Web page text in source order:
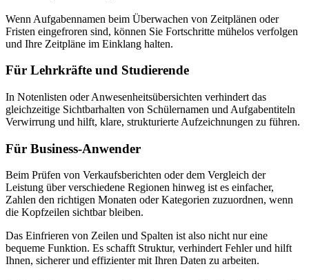
Wenn Aufgabennamen beim Überwachen von Zeitplänen oder
Fristen eingefroren sind, können Sie Fortschritte mühelos verfolgen
und Ihre Zeitpläne im Einklang halten.
Für Lehrkräfte und Studierende
In Notenlisten oder Anwesenheitsübersichten verhindert das
gleichzeitige Sichtbarhalten von Schülernamen und Aufgabentiteln
Verwirrung und hilft, klare, strukturierte Aufzeichnungen zu führen.
Für Business-Anwender
Beim Prüfen von Verkaufsberichten oder dem Vergleich der
Leistung über verschiedene Regionen hinweg ist es einfacher,
Zahlen den richtigen Monaten oder Kategorien zuzuordnen, wenn
die Kopfzeilen sichtbar bleiben.
Das Einfrieren von Zeilen und Spalten ist also nicht nur eine
bequeme Funktion. Es schafft Struktur, verhindert Fehler und hilft
Ihnen, sicherer und effizienter mit Ihren Daten zu arbeiten.